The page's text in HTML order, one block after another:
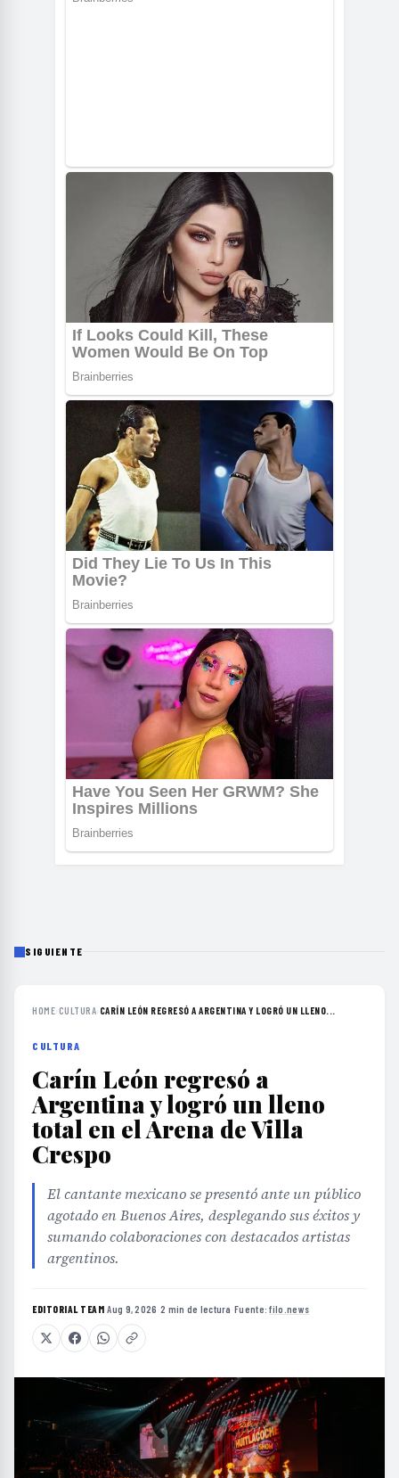
SIGUIENTE
HOME›CULTURA› CARÍN LEÓN REGRESÓ A ARGENTINA Y LOGRÓ UN LLENO...
CULTURA
Carín León regresó a
Argentina y logró un lleno
total en el Arena de Villa
Crespo
El cantante mexicano se presentó ante un público
agotado en Buenos Aires, desplegando sus éxitos y
sumando colaboraciones con destacados artistas
argentinos.
EDITORIAL TEAM·Aug 9, 2026 ·2 min de lectura ·Fuente:filo.news